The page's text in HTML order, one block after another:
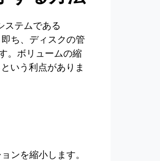
ステムである
ち、ディスクの管
。ボリュームの縮
いう利点がありま
ンを縮小します。